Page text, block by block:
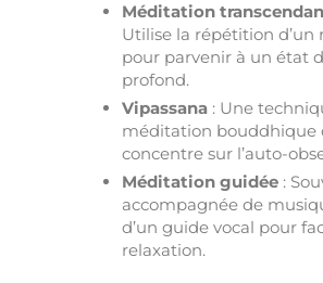
Méditation
Utilise la répétition d’un
pour parvenir à un état
profond.
Vipassana : Une
méditation bouddhique
concentre sur l’auto-
Méditation guidée :
accompagnée de
d’un guide vocal pour
relaxation.